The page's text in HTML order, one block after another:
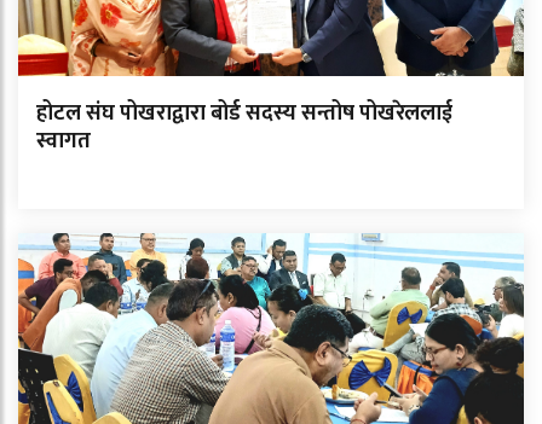
होटल संघ पोखराद्वारा बोर्ड सदस्य सन्तोष पोखरेललाई
स्वागत